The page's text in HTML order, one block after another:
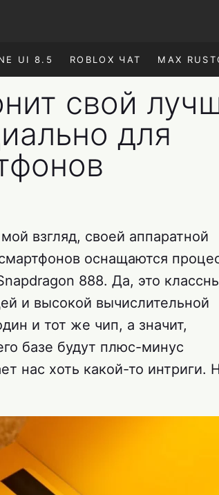
UI 8.5 ROBLOX ЧАТ MAX
свой
для
взгляд, своей аппаратной
оснащаются
888. Да, это
и высокой вычислительной
и тот же чип, а значит,
базе будут плюс-минус
нас хоть какой-то интриги.